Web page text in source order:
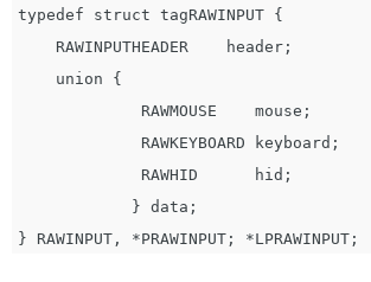
typedef struct tagRAWINPUT {
RAWINPUTHEADER    header;
union {
RAWMOUSE    mouse;
RAWKEYBOARD keyboard;
RAWHID      hid;
} data;